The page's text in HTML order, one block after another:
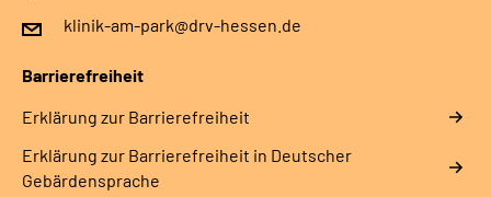
klinik-am-park@drv-hessen.de
Barrierefreiheit
Erklärung zur Barrierefreiheit
Erklärung zur Barrierefreiheit in Deutscher
Gebärdensprache